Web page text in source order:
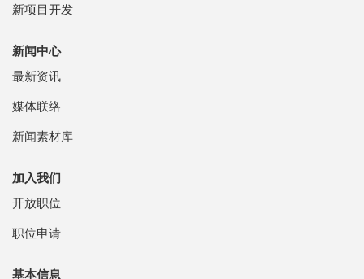
新项目开发
新闻中心
最新资讯
媒体联络
新闻素材库
加入我们
开放职位
职位申请
基本信息